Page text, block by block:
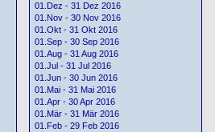
01.Dez - 31 Dez 2016
01.Nov - 30 Nov 2016
01.Okt - 31 Okt 2016
01.Sep - 30 Sep 2016
01.Aug - 31 Aug 2016
01.Jul - 31 Jul 2016
01.Jun - 30 Jun 2016
01.Mai - 31 Mai 2016
01.Apr - 30 Apr 2016
01.Mär - 31 Mär 2016
01.Feb - 29 Feb 2016